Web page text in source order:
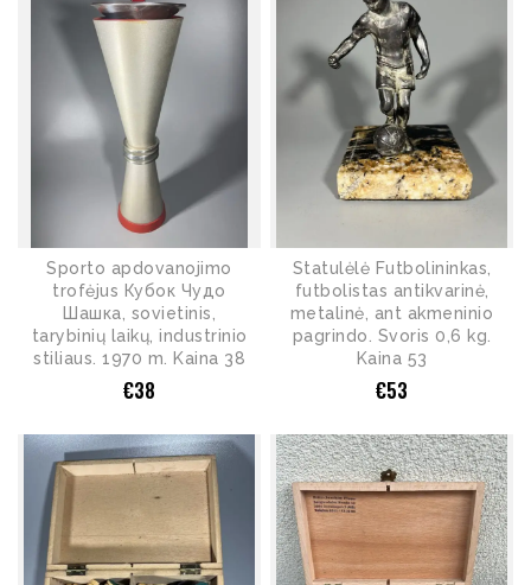
Sporto apdovanojimo
trofėjus Кубок Чудо
Шашка, sovietinis,
tarybinių laikų, industrinio
stiliaus. 1970 m. Kaina 38
€38
Statulėlė Futbolininkas,
futbolistas antikvarinė,
metalinė, ant akmeninio
pagrindo. Svoris 0,6 kg.
Kaina 53
€53